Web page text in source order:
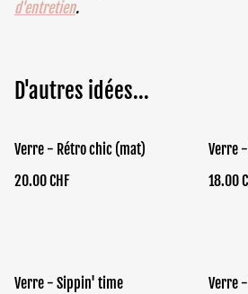
d'entretien.
D'autres idées...
Verre - Rétro chic (mat)
20.00 CHF
Verre
18.00
Verre - Sippin' time
Verre